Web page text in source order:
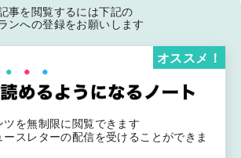
事を閲覧するには下記の
ンへの登録をお願いします
を無制限に閲覧できます
ースレターの配信を受けることができま
オススメ！